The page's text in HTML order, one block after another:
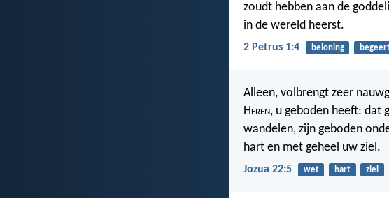
zoudt hebben aan de
in de wereld heerst.
2 Petrus 1:4 beloning
Alleen, volbrengt zeer
Heren, u geboden heeft: dat
wandelen, zijn geboden
hart en met geheel uw ziel.
Jozua 22:5 wet hart ziel